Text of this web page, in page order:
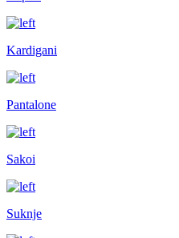
Kardigani
Pantalone
Sakoi
Suknje